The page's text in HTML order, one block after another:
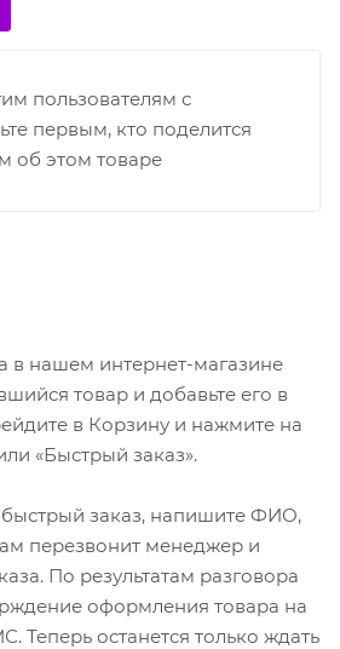
получать качественное
TV-платформа превращает
центр: быстрый
сервисам, онлайн-
сети, так и через
с учётом общей
встроенные динамики
объёмное звучание, а
и насыщенность звуковой
интерфейсов (HDMI,
и др.) позволяет легко
консоли, медиаплееры,
внешние устройства.
пользователям с
первым, кто поделится
об этом товаре
в нашем интернет-магазине
товар и добавьте его в
в Корзину и нажмите на
«Быстрый заказ».
заказ, напишите ФИО,
перезвонит менеджер и
По результатам разговора
оформления товара на
Теперь останется только ждать